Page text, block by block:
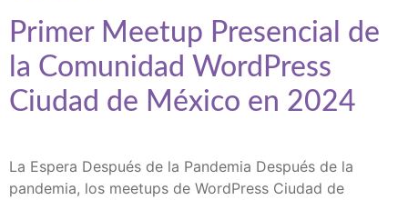
Primer Meetup Presencial de
la Comunidad WordPress
Ciudad de México en 2024
La Espera Después de la Pandemia Después de la
pandemia, los meetups de WordPress Ciudad de